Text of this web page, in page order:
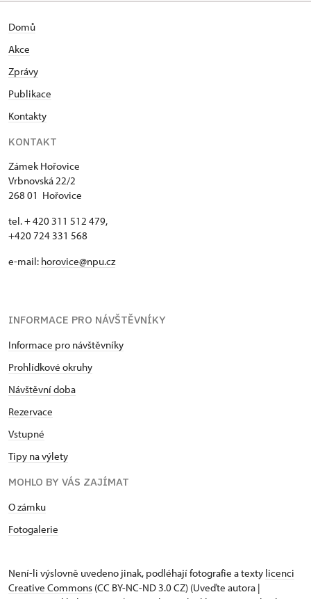
Domů
Akce
Zprávy
Publikace
Kontakty
KONTAKT
Zámek Hořovice
Vrbnovská 22/2
268 01 Hořovice
tel. + 420 311 512 479,
+420 724 331 568
e-mail: horovice@npu.cz
INFORMACE PRO NÁVŠTĚVNÍKY
Informace pro návštěvníky
Prohlídkové okruhy
Návštěvní doba
Rezervace
Vstupné
Tipy na výlety
MOHLO BY VÁS ZAJÍMAT
O zámku
Fotogalerie
Není-li výslovně uvedeno jinak, podléhají fotografie a texty licenci
Creative Commons (CC BY-NC-ND 3.0 CZ) (Uveďte autora |